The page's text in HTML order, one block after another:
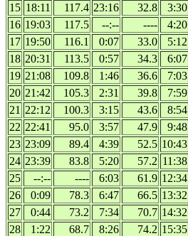
15 18:11 117.4 23:16 32.8 3:30
16 19:03 117.5 --:-- ---- 4:20
17 19:50 116.1 0:07 33.0 5:12
18 20:31 113.5 0:57 34.3 6:07
19 21:08 109.8 1:46 36.6 7:03
20 21:42 105.3 2:31 39.8 7:59
21 22:12 100.3 3:15 43.6 8:54
22 22:41 95.0 3:57 47.9 9:48
23 23:09 89.4 4:39 52.5 10:43
24 23:39 83.8 5:20 57.2 11:38
25
--:-- ---- 6:03 61.9 12:34
26
0:09 78.3 6:47 66.5 13:32
27
0:44 73.2 7:34 70.7 14:32
28
1:22 68.7 8:26 74.2 15:35